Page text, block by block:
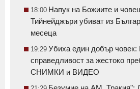
18:00 Напук на Божиите и
Тийнейджъри убиват из
месеца
19:29 Убиха един добър човек:
справедливост за жестоко
СНИМКИ и ВИДЕО